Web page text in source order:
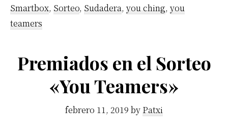
Smartbox, Sorteo, Sudadera, you ching, you
teamers
Premiados en el Sorteo
«You Teamers»
febrero 11, 2019 by Patxi